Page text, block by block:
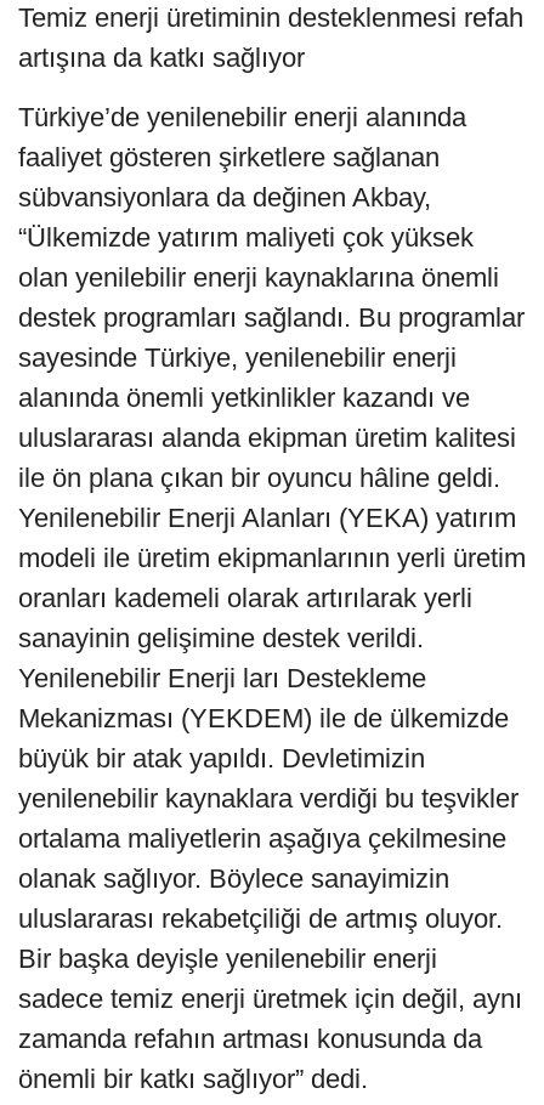
Temiz enerji üretiminin desteklenmesi refah
artışına da katkı sağlıyor
Türkiye’de yenilenebilir enerji alanında
faaliyet gösteren şirketlere sağlanan
sübvansiyonlara da değinen Akbay,
“Ülkemizde yatırım maliyeti çok yüksek
olan yenilebilir enerji kaynaklarına önemli
destek programları sağlandı. Bu programlar
sayesinde Türkiye, yenilenebilir enerji
alanında önemli yetkinlikler kazandı ve
uluslararası alanda ekipman üretim kalitesi
ile ön plana çıkan bir oyuncu hâline geldi.
Yenilenebilir Enerji Alanları (YEKA) yatırım
modeli ile üretim ekipmanlarının yerli üretim
oranları kademeli olarak artırılarak yerli
sanayinin gelişimine destek verildi.
Yenilenebilir Enerji ları Destekleme
Mekanizması (YEKDEM) ile de ülkemizde
büyük bir atak yapıldı. Devletimizin
yenilenebilir kaynaklara verdiği bu teşvikler
ortalama maliyetlerin aşağıya çekilmesine
olanak sağlıyor. Böylece sanayimizin
uluslararası rekabetçiliği de artmış oluyor.
Bir başka deyişle yenilenebilir enerji
sadece temiz enerji üretmek için değil, aynı
zamanda refahın artması konusunda da
önemli bir katkı sağlıyor” dedi.